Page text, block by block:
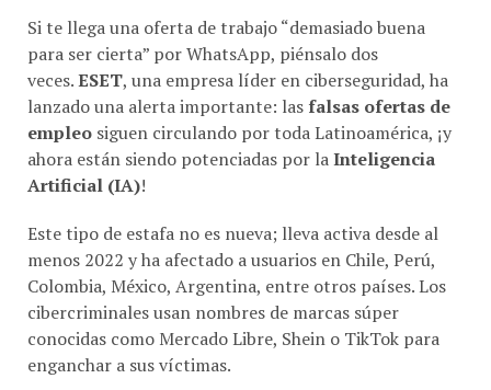
Si te llega una oferta de trabajo “demasiado buena
para ser cierta” por WhatsApp, piénsalo dos
veces.ESET, una empresa líder en ciberseguridad, ha
lanzado una alerta importante: las falsas ofertas de
empleo siguen circulando por toda Latinoamérica, ¡y
ahora están siendo potenciadas por laInteligencia
Artificial (IA)!
Este tipo de estafa no es nueva; lleva activa desde al
menos 2022 y ha afectado a usuarios en Chile, Perú,
Colombia, México, Argentina, entre otros países. Los
cibercriminales usan nombres de marcas súper
conocidas como Mercado Libre, Shein o TikTok para
enganchar a sus víctimas.